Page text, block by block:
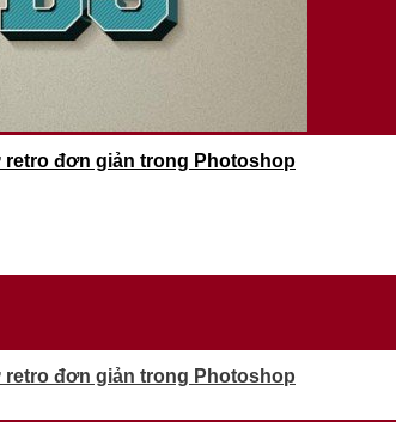
đơn giản trong Photoshop
đơn giản trong Photoshop